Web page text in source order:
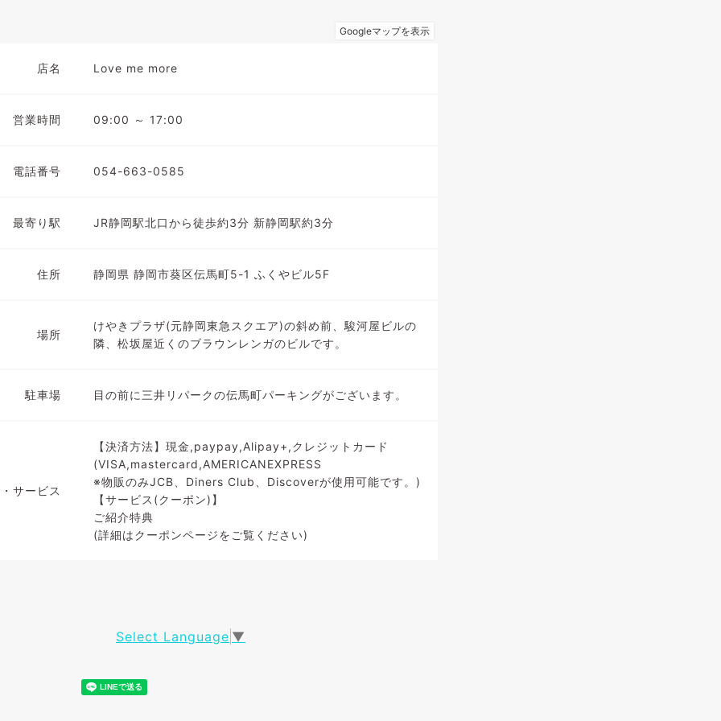
店名 Love me more
営業時間 09:00 ～ 17:00
電話番号 054-663-0585
最寄り駅 JR静岡駅北口から徒歩約3分 新静岡駅約3分
住所 静岡県 静岡市葵区伝馬町5-1 ふくやビル5F
場所
けやきプラザ(元静岡東急スクエア)の斜め前、駿河屋ビルの
隣、松坂屋近くのブラウンレンガのビルです。
駐車場 目の前に三井リパークの伝馬町パーキングがございます。
サービス
【決済方法】現金,paypay,Alipay+,クレジットカード
(VISA,mastercard,AMERICANEXPRESS
※物販のみJCB、Diners Club、Discoverが使用可能です。)
【サービス(クーポン)】
ご紹介特典
(詳細はクーポンページをご覧ください)
Select Language ▼